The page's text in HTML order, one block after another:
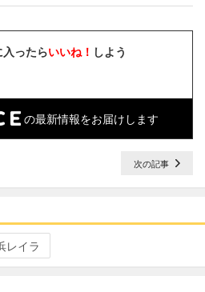
ったらいいね！ しよう
の最新情報をお届けします
次の記事
レイラ